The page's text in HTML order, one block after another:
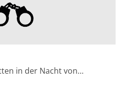
in der Nacht von…